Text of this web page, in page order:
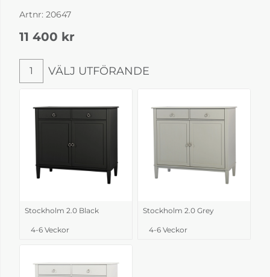
Artnr: 20647
11 400 kr
Välj utförande
1 VÄLJ UTFÖRANDE
Stockholm 2.0 Black
4-6 Veckor
Stockholm 2.0 Grey
4-6 Veckor